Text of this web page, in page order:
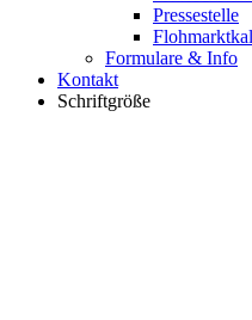
Pressestelle
Formulare & Info
Kontakt
Schriftgröße